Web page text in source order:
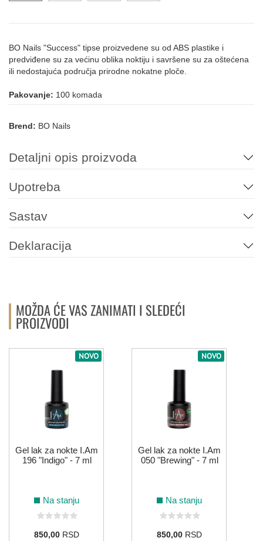
BO Nails "Success" tipse proizvedene su od ABS plastike i
predviđene su za većinu oblika noktiju i savršene su za oštećena
ili nedostajuća područja prirodne nokatne ploče.
Pakovanje: 100 komada
Brend: BO Nails
Detaljni opis proizvoda
Upotreba
Sastav
Deklaracija
MOŽDA ĆE VAS ZANIMATI I SLEDEĆI
PROIZVODI
NOVO
Gel lak za nokte I.Am
196 "Indigo" - 7 ml
Na stanju
850,00RSD
NOVO
Gel lak za nokte I.Am
050 "Brewing" - 7 ml
Na stanju
850,00RSD